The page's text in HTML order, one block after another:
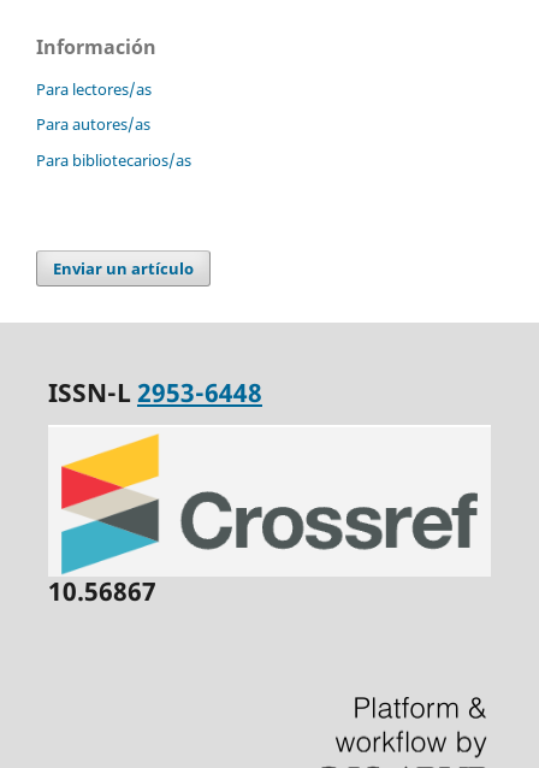
Información
Para lectores/as
Para autores/as
Para bibliotecarios/as
Enviar un artículo
ISSN-L2953-6448
10.56867